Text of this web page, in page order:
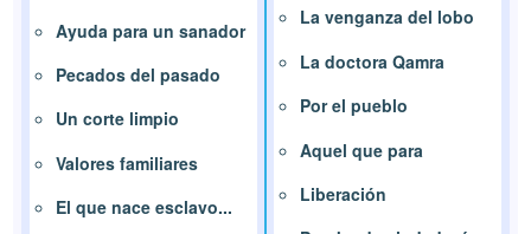
Ayuda para un sanador
Pecados del pasado
Un corte limpio
Valores familiares
El que nace esclavo...
La venganza del lobo
La doctora Qamra
Por el pueblo
Aquel que para
Liberación